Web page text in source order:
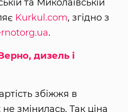
та Миколаївській
Kurkul.com, згідно з
.
дизель і
збіжжя в
змінилась. Так ціна